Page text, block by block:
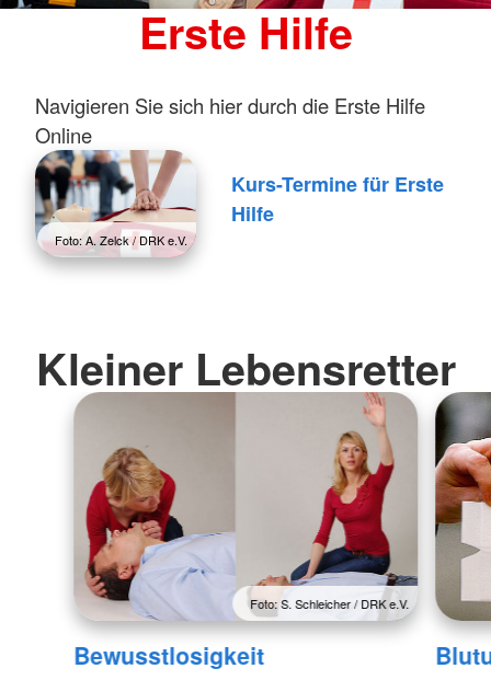
Erste Hilfe
Navigieren Sie sich hier durch die Erste Hilfe
Online
Foto: A. Zelck / DRK e.V.
Kurs-Termine für Erste
Hilfe
Kleiner Lebensretter
Foto: S. Schleicher / DRK e.V.
Bewusstlosigkeit